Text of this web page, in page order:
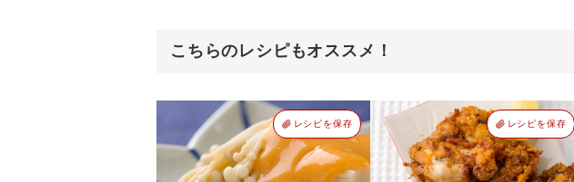
こちらのレシピもオススメ！
レシピを保存 レシピを保存